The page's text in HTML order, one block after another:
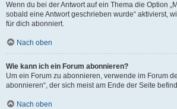
Wenn du bei der Antwort auf ein Thema die Option
sobald eine Antwort geschrieben wurde“ aktivierst,
für dich abonniert.
Nach oben
Wie kann ich ein Forum abonnieren?
Um ein Forum zu abonnieren, verwende im Forum
abonnieren“, der sich meist am Ende der Seite
Nach oben